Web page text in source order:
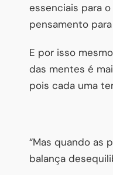
essenciais para
pensamento
E por isso
das mentes é
pois cada uma
“Mas quando as
balança